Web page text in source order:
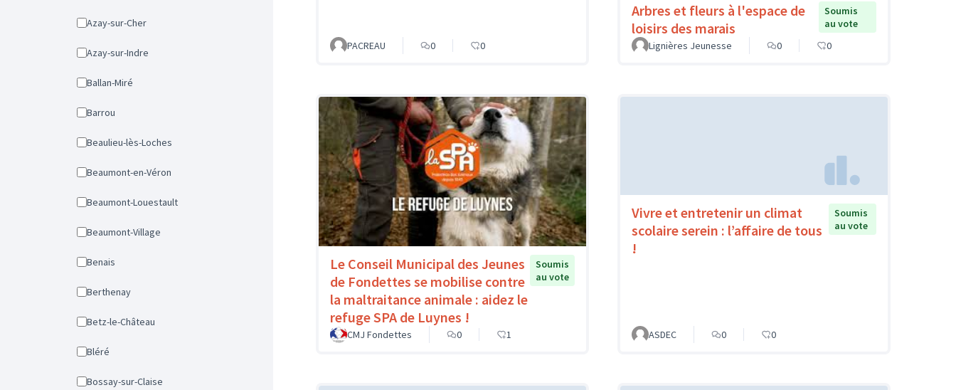
Azay-sur-Cher
Azay-sur-Indre
Ballan-Miré
Barrou
Beaulieu-lès-Loches
Beaumont-en-Véron
Beaumont-Louestault
Beaumont-Village
Benais
Berthenay
Betz-le-Château
Bléré
Bossay-sur-Claise
PACREAU 0 0
Arbres et fleurs à l'espace de
loisirs des marais
Soumis
au vote
Lignières Jeunesse
0 0
Le Conseil Municipal des Jeunes
de Fondettes se mobilise contre
la maltraitance animale : aidez le
refuge SPA de Luynes !
Soumis
au vote
CMJ Fondettes 0 1
Vivre et entretenir un climat
scolaire serein : l’affaire de tous
!
Soumis
au vote
ASDEC 0 0